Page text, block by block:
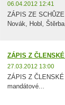
06.04.2012 12:41
ZÁPIS ZE
Novák, Hobl,
ZÁPIS Z
27.03.2012 13:00
ZÁPIS Z
mandátové...